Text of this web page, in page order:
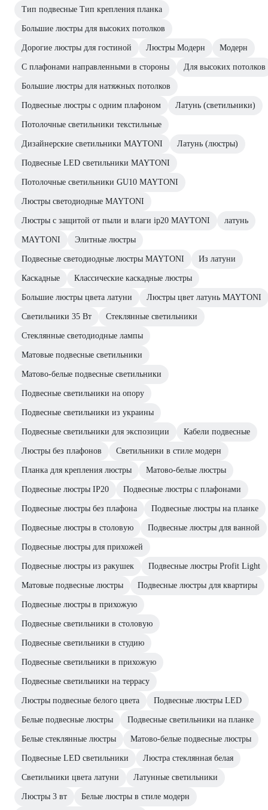
Тип подвесные Тип крепления планка
Большие люстры для высоких потолков
Дорогие люстры для гостиной Люстры Модерн Модерн
С плафонами направленными в стороны Для высоких потолков
Большие люстры для натяжных потолков
Подвесные люстры с одним плафоном Латунь (светильники)
Потолочные светильники текстильные
Дизайнерские светильники MAYTONI Латунь (люстры)
Подвесные LED светильники MAYTONI
Потолочные светильники GU10 MAYTONI
Люстры светодиодные MAYTONI
Люстры с защитой от пыли и влаги ip20 MAYTONI латунь
MAYTONI Элитные люстры
Подвесные светодиодные люстры MAYTONI Из латуни
Каскадные Классические каскадные люстры
Большие люстры цвета латуни Люстры цвет латунь MAYTONI
Светильники 35 Вт Стеклянные светильники
Стеклянные светодиодные лампы
Матовые подвесные светильники
Матово-белые подвесные светильники
Подвесные светильники на опору
Подвесные светильники из украины
Подвесные светильники для экспозиции Кабели подвесные
Люстры без плафонов Светильники в стиле модерн
Планка для крепления люстры Матово-белые люстры
Подвесные люстры IP20 Подвесные люстры с плафонами
Подвесные люстры без плафона Подвесные люстры на планке
Подвесные люстры в столовую Подвесные люстры для ванной
Подвесные люстры для прихожей
Подвесные люстры из ракушек Подвесные люстры Profit Light
Матовые подвесные люстры Подвесные люстры для квартиры
Подвесные люстры в прихожую
Подвесные светильники в столовую
Подвесные светильники в студию
Подвесные светильники в прихожую
Подвесные светильники на террасу
Люстры подвесные белого цвета Подвесные люстры LED
Белые подвесные люстры Подвесные светильники на планке
Белые стеклянные люстры Матово-белые подвесные люстры
Подвесные LED светильники Люстра стеклянная белая
Светильники цвета латуни Латунные светильники
Люстры 3 вт Белые люстры в стиле модерн